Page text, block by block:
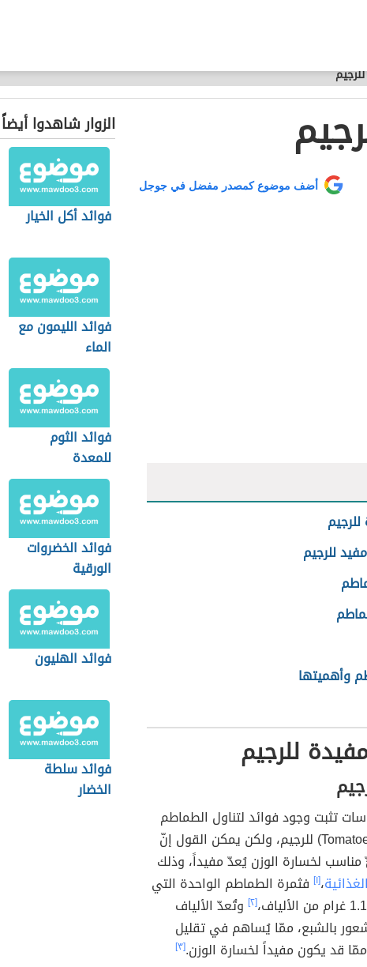
أضف موضوع كمصدر مفضل في جوجل
للرجيم
وأهميتها
للرجيم
تثبت وجود فوائد لتناول الطماطم
أو البندورة (بالإنجليزية: Tomatoes) للرجيم، ولكن يمكن القول إنّ
لخسارة الوزن يُعدّ مفيداً، وذلك
،[١] فثمرة الطماطم الواحدة التي
[٢]
وتُعدّ الألياف
بالشبع، ممّا يُساهم في تقليل
قد يكون مفيداً لخسارة الوزن.[٣]
الزوار شاهدوا أيضاً
فوائد أكل الخيار
فوائد الليمون مع
الماء
فوائد الثوم
للمعدة
فوائد الخضروات
الورقية
فوائد الهليون
فوائد سلطة
الخضار